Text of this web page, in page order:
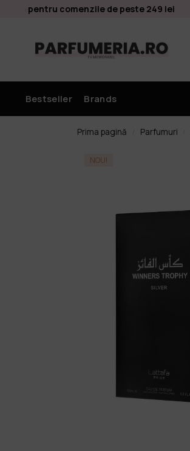
pentru comenzile de peste 249 lei
Bestseller Brands
Prima pagină Parfumuri
NOU!